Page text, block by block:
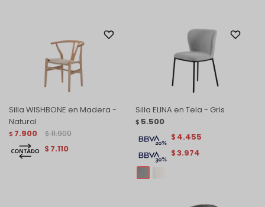
Silla WISHBONE en Madera -
Natural
$ 7.900 $ 11.900
$ 7.110
Silla ELINA en Tela - Gris
$ 5.500
$3.974
$ 4.455